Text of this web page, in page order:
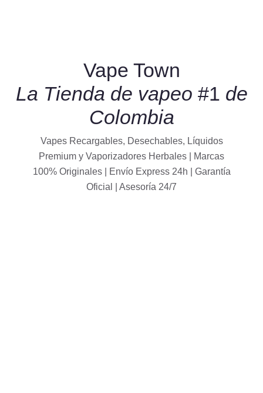
Vape Town
La Tienda de vapeo #1 de
Colombia
Vapes Recargables, Desechables, Líquidos
Premium y Vaporizadores Herbales | Marcas
100% Originales | Envío Express 24h | Garantía
Oficial | Asesoría 24/7